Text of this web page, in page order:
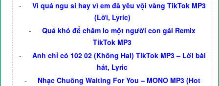
-
Vì quá ngu si hay vì em đã yêu vội vàng TikTok MP3
(Lời, Lyric)
-
Quá khó để chăm lo một người con gái Remix
TikTok MP3
-
Anh chỉ có 102 02 (Không Hai) TikTok MP3 – Lời bài
hát, Lyric
-
Nhạc Chuông Waiting For You – MONO MP3 (Hot